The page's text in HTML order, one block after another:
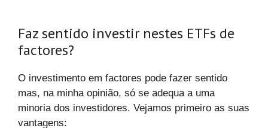
Faz sentido investir nestes ETFs de
factores?
O investimento em factores pode fazer sentido
mas, na minha opinião, só se adequa a uma
minoria dos investidores. Vejamos primeiro as suas
vantagens: